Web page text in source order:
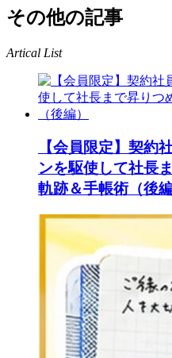
その他の記事
Artical List
【会員限定】契約
ンを駆使して社長
軌跡＆手帳術（後編